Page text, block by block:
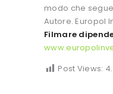
modo che
Autore. Europol
Filmare
Post Views: